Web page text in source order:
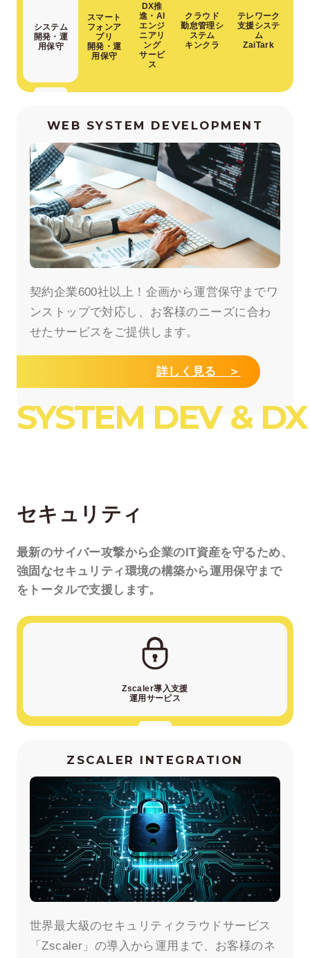
システム
開発・運
用保守
スマート
フォンア
プリ
開発・運
用保守
DX推
進・AI
エンジ
ニアリ
ング
サービ
ス
クラウド
勤怠管理シ
ステム
キンクラ
テレワーク
支援システ
ム
ZaiTark
WEB SYSTEM DEVELOPMENT
契約企業600社以上！企画から運営保守までワ
ンストップで対応し、お客様のニーズに合わ
せたサービスをご提供します。
詳しく見る ＞
SYSTEM DEV & DX
セキュリティ
最新のサイバー攻撃から企業のIT資産を守るため、
強固なセキュリティ環境の構築から運用保守まで
を トータルで支援します。
Zscaler導入支援
運用サービス
ZSCALER INTEGRATION
世界最大級のセキュリティクラウドサービス
「Zscaler」の導入から運用まで、お客様のネ